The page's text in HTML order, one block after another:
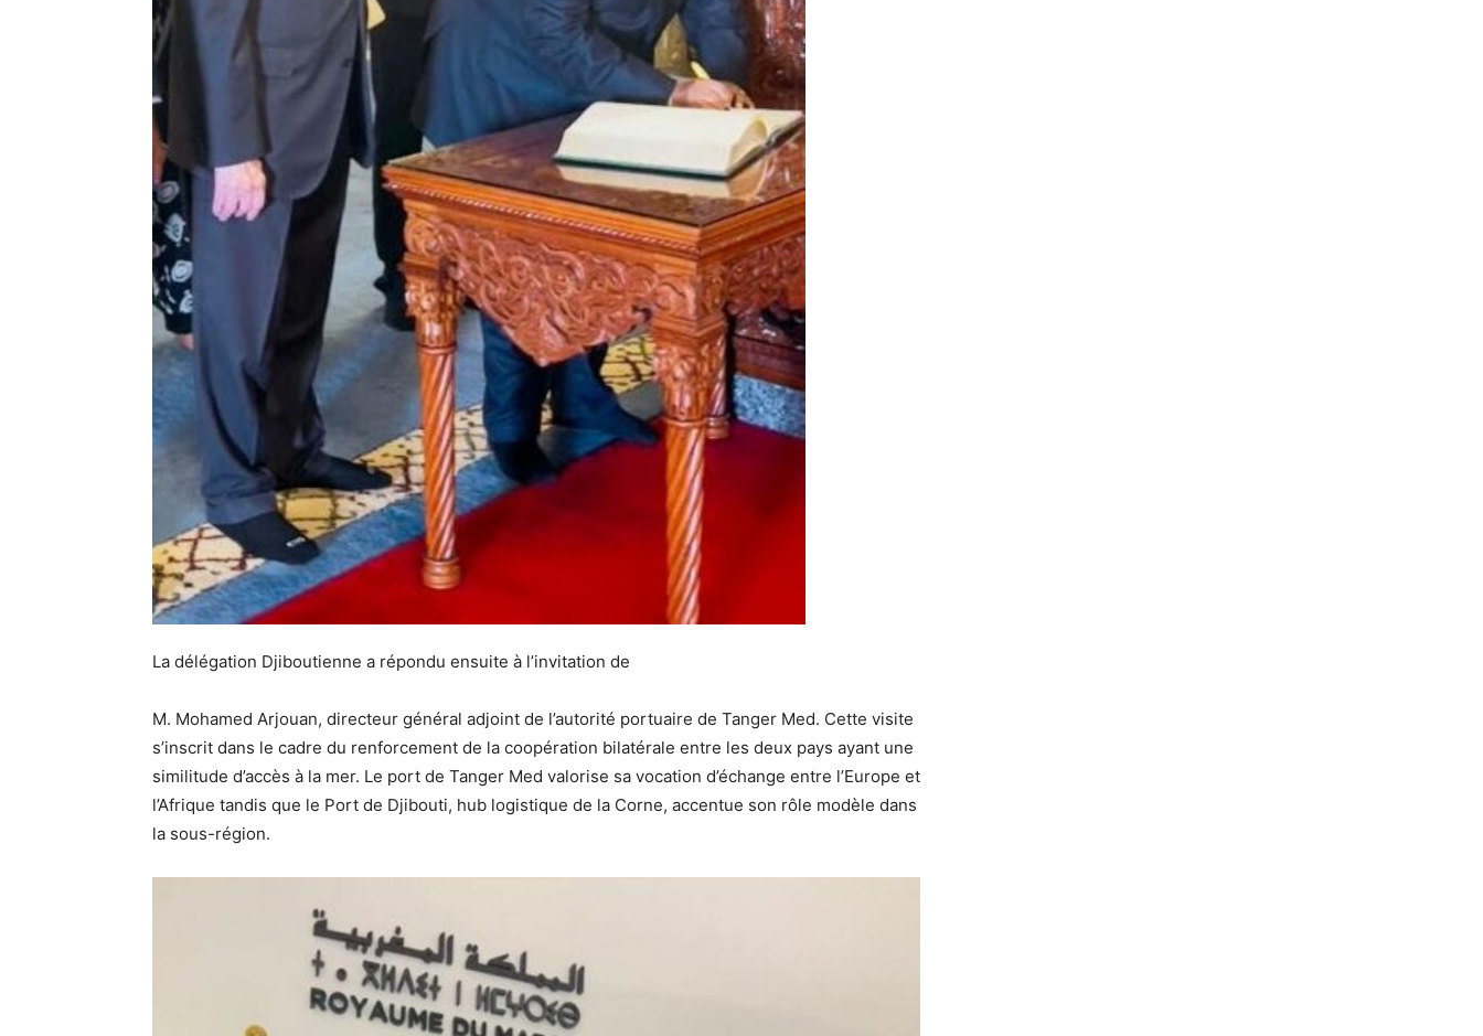
La délégation Djiboutienne a répondu ensuite à l’invitation de
M. Mohamed Arjouan, directeur général adjoint de l’autorité portuaire de Tanger Med. Cette visite
s’inscrit dans le cadre du renforcement de la coopération bilatérale entre les deux pays ayant une
similitude d’accès à la mer. Le port de Tanger Med valorise sa vocation d’échange entre l’Europe et
l’Afrique tandis que le Port de Djibouti, hub logistique de la Corne, accentue son rôle modèle dans
la sous-région.